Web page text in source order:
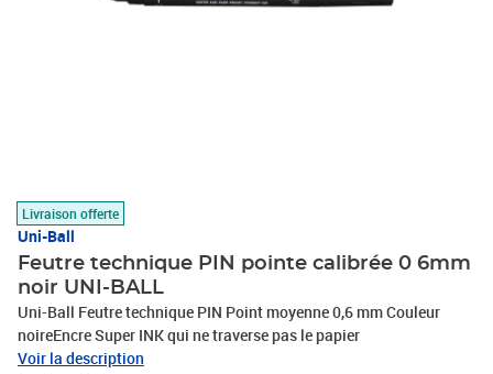
Livraison offerte
Uni-Ball
Feutre technique PIN pointe calibrée 0 6mm
noir UNI-BALL
Uni-Ball Feutre technique PIN Point moyenne 0,6 mm Couleur
noireEncre Super INK qui ne traverse pas le papier
Voir la description